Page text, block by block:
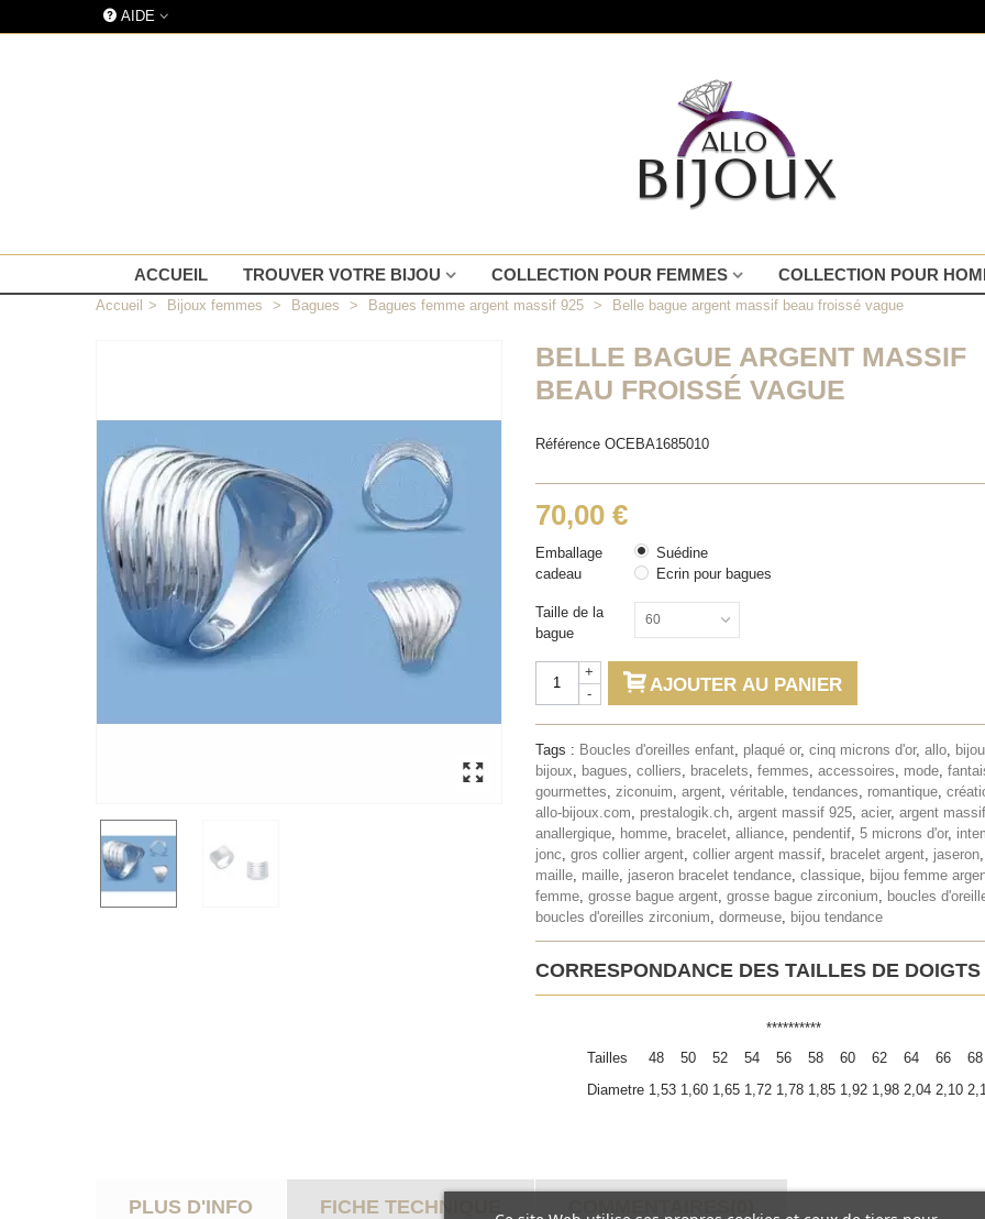
AIDE
ACCUEIL TROUVER VOTRE BIJOU COLLECTION POUR FEMMES COLLECTION POUR
Accueil > Bijoux femmes > Bagues > Bagues femme argent massif 925 > Belle bague argent massif beau froissé vague
BELLE BAGUE ARGENT MASSIF
BEAU FROISSÉ VAGUE
Référence OCEBA1685010
70,00 €
Emballage
cadeau
Suédine
Ecrin pour bagues
Taille de la
bague
60
-
+
AJOUTER AU PANIER
Tags : Boucles d'oreilles enfant, plaqué or, cinq microns d'or, allo,
bijoux, bagues, colliers, bracelets, femmes, accessoires, mode,
gourmettes, ziconuim, argent, véritable, tendances, romantique,
allo-bijoux.com, prestalogik.ch, argent massif 925, acier, argent massif
anallergique, homme, bracelet, alliance, pendentif, 5 microns d'or,
jonc, gros collier argent, collier argent massif, bracelet argent, jaseron
maille, maille, jaseron bracelet tendance, classique, bijou femme
femme, grosse bague argent, grosse bague zirconium, boucles
boucles d'oreilles zirconium, dormeuse, bijou tendance
CORRESPONDANCE DES TAILLES DE
**********
Tailles
48 50 52 54 56 58 60 62 64 66
68
Diametre 1,53 1,60 1,65 1,72 1,78 1,85 1,92 1,98 2,04 2,10
PLUS D'INFO FICHE TECHNIQUE